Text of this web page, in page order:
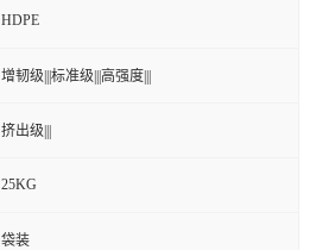
HDPE
增韧级|||标准级|||高强度|||
挤出级|||
25KG
袋装